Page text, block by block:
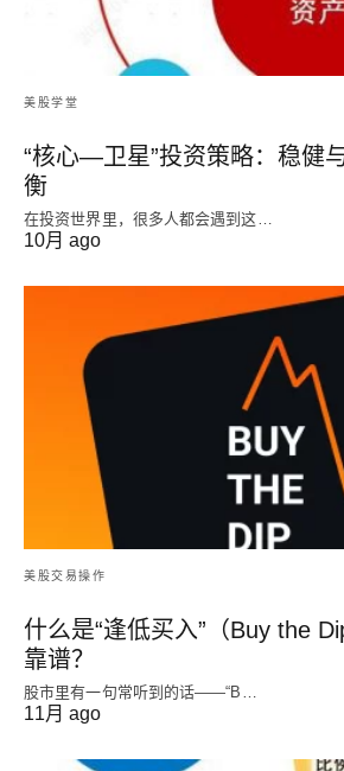
美股学堂
“核心—卫星”投资策略：稳健
衡
在投资世界里，很多人都会遇到这…
10月 ago
美股交易操作
什么是“逢低买入”（Buy the
靠谱？
股市里有一句常听到的话——“B…
11月 ago